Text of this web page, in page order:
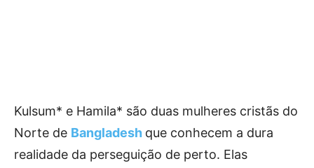
Kulsum* e Hamila* são duas mulheres cristãs do
Norte de Bangladesh que conhecem a dura
realidade da perseguição de perto. Elas